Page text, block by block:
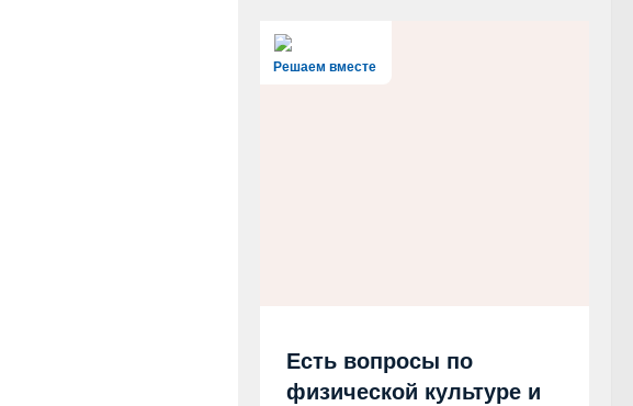
Решаем вместе
Есть вопросы по
физической культуре и